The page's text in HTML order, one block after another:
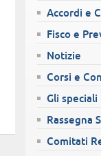
Accordi e
Fisco e
Notizie
Corsi e
Gli speciali
Rassegna
Comitati